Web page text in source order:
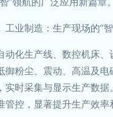
工业制造：生产现场的“
动化生产线、数控机床
御粉尘、震动、高温及
实时采集与显示生产数
管控，显著提升生产效率